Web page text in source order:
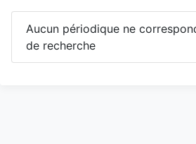
Aucun périodique ne
de recherche